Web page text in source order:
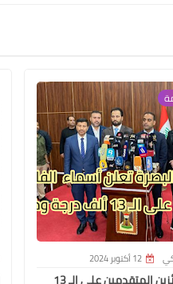
12 أكتوبر 2024
أسماء الفائزين المتقدمين على الـ 13